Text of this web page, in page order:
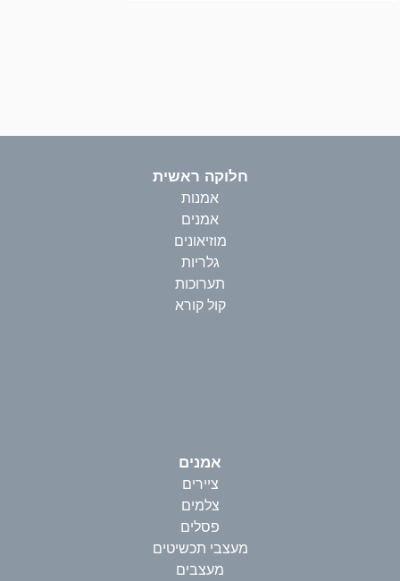
חלוקה ראשית
אמנות
אמנים
מוזיאונים
גלריות
תערוכות
קול קורא
אמנים
ציירים
צלמים
פסלים
מעצבי תכשיטים
מעצבים